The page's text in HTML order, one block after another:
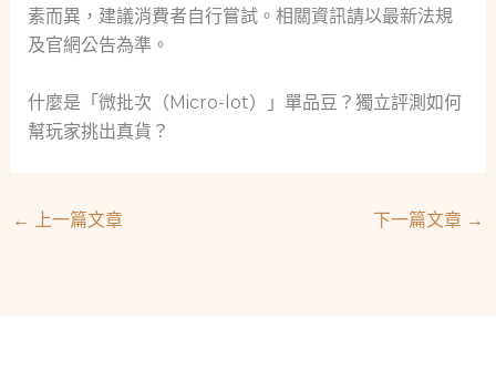
素而異，建議消費者自行嘗試。相關資訊請以最新法規
及官網公告為準。
什麼是「微批次（Micro-lot）」單品豆？獨立評測如何
幫玩家挑出真貨？
← 上一篇文章 下一篇文章 →